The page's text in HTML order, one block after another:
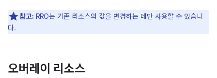
참고: RRO는 기존 리소스의 값을 변경하는 데만 사용할 수 있습니
다.
오버레이 리소스